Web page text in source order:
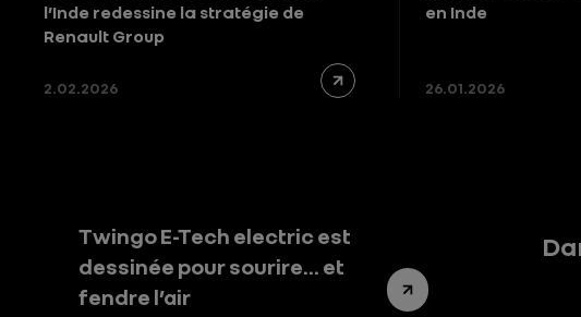
l’Inde redessine la stratégie de
Renault Group
2.02.2026
en Inde
26.01.2026
Twingo E-Tech electric est
dessinée pour sourire… et
fendre l’air